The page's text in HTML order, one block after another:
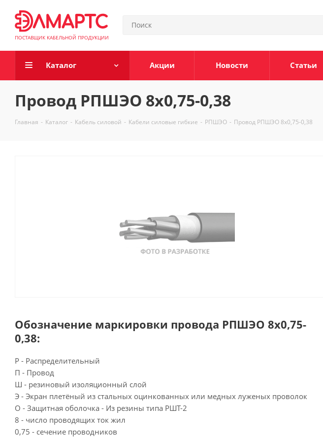
ПОСТАВЩИК КАБЕЛЬНОЙ ПРОДУКЦИИ
Каталог Акции Новости Статьи
Провод РПШЭО 8х0,75-0,38
Главная - Каталог - Кабель силовой - Кабели силовые гибкие - РПШЭО - Провод РПШЭО 8х0,75-0,38
Обозначение маркировки провода РПШЭО 8х0,75-
0,38:
Р - Распределительный
П - Провод
Ш - резиновый изоляционный слой
Э - Экран плетёный из стальных оцинкованных или медных луженых проволок
О - Защитная оболочка - Из резины типа РШТ-2
8 - число проводящих ток жил
0,75 - сечение проводников